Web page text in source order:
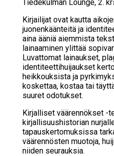
Tie­de­kul­man Loun­ge, 2.
Kirjailijat ovat kautta
juonenkäänteitä ja
aina ääniä aiemmista
lainaaminen ylittää
Luvattomat lainaukset,
identiteettihuijaukset
heikkouksista ja
koskettaa, kostaa tai
suuret odotukset.
Kirjalliset väärennökset -
kirjallisuushistorian
tapauskertomuksissa
väärennösten muotoja,
niiden seurauksia.